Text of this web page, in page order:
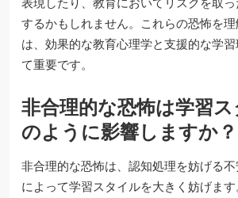
するかもしれません。これらの恐怖を
は、効果的な教育心理学と支援的な学
て重要です。
非合理的な恐怖は学習
のように影響しますか？
非合理的な恐怖は、認知処理を妨げる
によって学習スタイルを大きく妨げま